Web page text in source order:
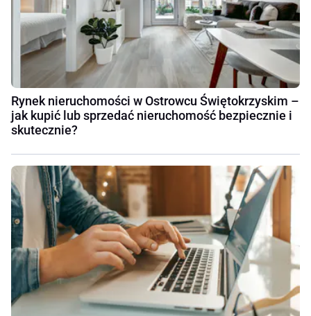
Rynek nieruchomości w Ostrowcu Świętokrzyskim –
jak kupić lub sprzedać nieruchomość bezpiecznie i
skutecznie?